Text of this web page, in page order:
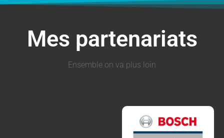
Mes partenariats
Ensemble on va plus loin